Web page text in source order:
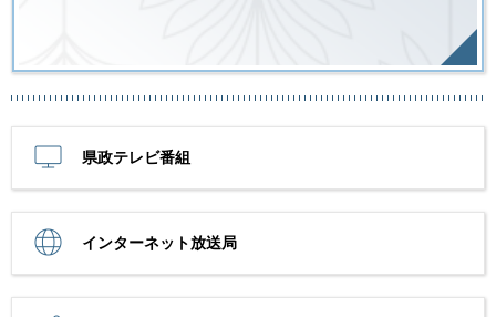
県政テレビ番組
インターネット放送局